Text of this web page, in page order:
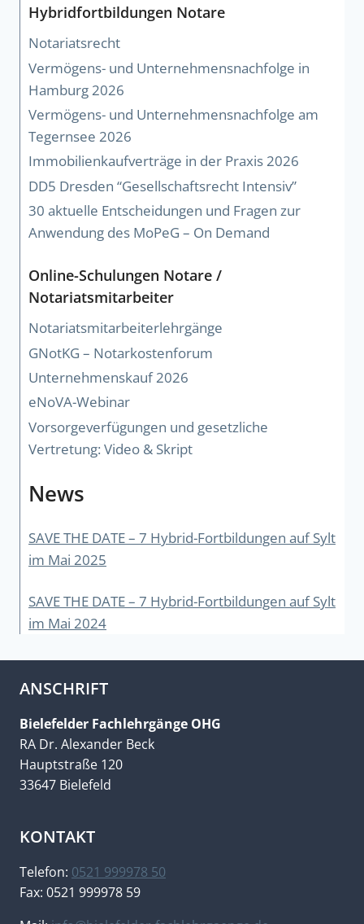
Hybridfortbildungen Notare
Notariatsrecht
Vermögens- und Unternehmensnachfolge in
Hamburg 2026
Vermögens- und Unternehmensnachfolge am
Tegernsee 2026
Immobilienkaufverträge in der Praxis 2026
DD5 Dresden “Gesellschaftsrecht Intensiv”
30 aktuelle Entscheidungen und Fragen zur
Anwendung des MoPeG – On Demand
Online-Schulungen Notare /
Notariatsmitarbeiter
Notariatsmitarbeiterlehrgänge
GNotKG – Notarkostenforum
Unternehmenskauf 2026
eNoVA-Webinar
Vorsorgeverfügungen und gesetzliche
Vertretung: Video & Skript
News
SAVE THE DATE – 7 Hybrid-Fortbildungen auf Sylt
im Mai 2025
SAVE THE DATE – 7 Hybrid-Fortbildungen auf Sylt
im Mai 2024
ANSCHRIFT
Bielefelder Fachlehrgänge OHG
RA Dr. Alexander Beck
Hauptstraße 120
33647 Bielefeld
KONTAKT
Telefon: 0521 999978 50
Fax: 0521 999978 59